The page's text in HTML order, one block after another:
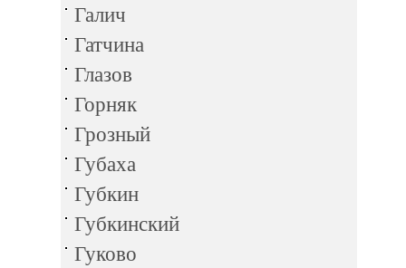
Галич
Гатчина
Глазов
Горняк
Грозный
Губаха
Губкин
Губкинский
Гуково